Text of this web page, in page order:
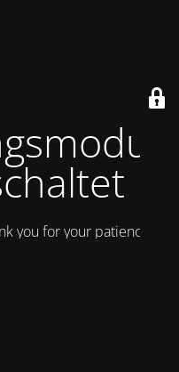
you for your patience!